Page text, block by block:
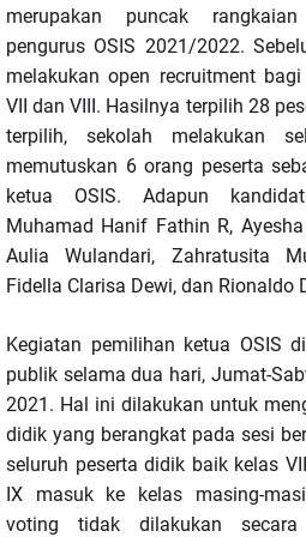
merupakan puncak
pengurus OSIS 2021/2022.
melakukan open recruitment
VII dan VIII. Hasilnya terpilih 28
terpilih, sekolah melakukan
memutuskan 6 orang peserta
ketua OSIS. Adapun
Muhamad Hanif Fathin R,
Aulia Wulandari, Zahratusita
Fidella Clarisa Dewi, dan Rionaldo
Kegiatan pemilihan ketua OSIS
publik selama dua hari, Jumat-
2021. Hal ini dilakukan untuk
didik yang berangkat pada sesi
seluruh peserta didik baik kelas
IX masuk ke kelas masing-
voting tidak dilakukan